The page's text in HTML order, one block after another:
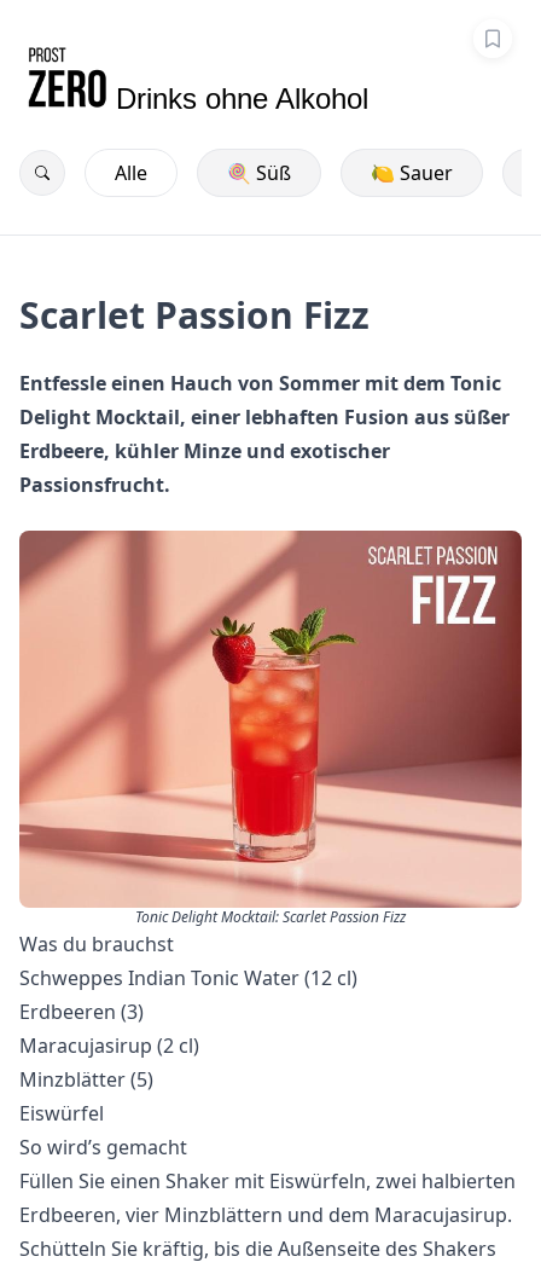
Drinks ohne Alkohol
Alle 🍭 Süß 🍋 Sauer
Scarlet Passion Fizz
Entfessle einen Hauch von Sommer mit dem Tonic
Delight Mocktail, einer lebhaften Fusion aus süßer
Erdbeere, kühler Minze und exotischer
Passionsfrucht.
Tonic Delight Mocktail: Scarlet Passion Fizz
Was du brauchst
Schweppes Indian Tonic Water (12 cl)
Erdbeeren (3)
Maracujasirup (2 cl)
Minzblätter (5)
Eiswürfel
So wird’s gemacht
Füllen Sie einen Shaker mit Eiswürfeln, zwei halbierten
Erdbeeren, vier Minzblättern und dem Maracujasirup.
Schütteln Sie kräftig, bis die Außenseite des Shakers